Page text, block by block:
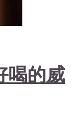
喝的威